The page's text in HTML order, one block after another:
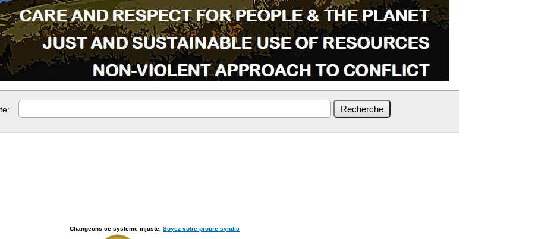
Changeons ce systeme injuste, Soyez votre propre syndic